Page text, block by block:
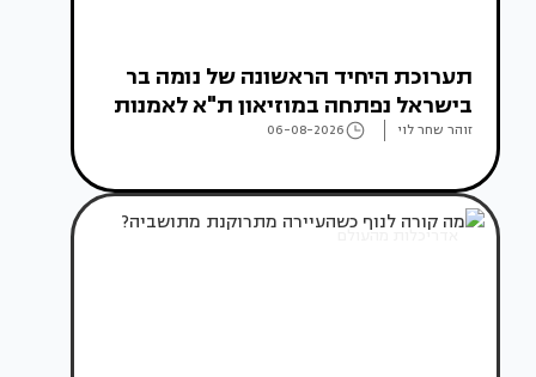
תערוכת היחיד הראשונה של נומה בר
בישראל נפתחה במוזיאון ת"א לאמנות
זוהר שחר לוי 06-08-2026
אדריכלות מהעולם